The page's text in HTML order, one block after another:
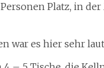
Platz, in
war es hier sehr